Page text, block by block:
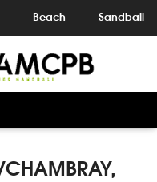
Beach Sandball
CHAMBRAY,